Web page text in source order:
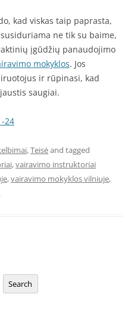
kad viskas taip paprasta,
ne tik su baime,
įgūdžių panaudojimo
mokyklos. Jos
ir rūpinasi, kad
saugiai.
24
,Teisėand tagged
,vairavimo instruktoriai
,vairavimo mokyklos vilniuje,
Search